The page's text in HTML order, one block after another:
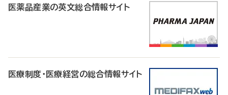
医薬品産業の英文総合情報サイト
医療制度・医療経営の総合情報サイト